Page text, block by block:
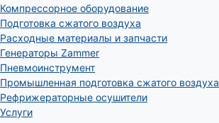
Компрессорное оборудование
Подготовка сжатого воздуха
Расходные материалы и запчасти
Генераторы Zammer
Пневмоинструмент
Промышленная подготовка сжатого воздуха
Рефрижераторные осушители
Услуги